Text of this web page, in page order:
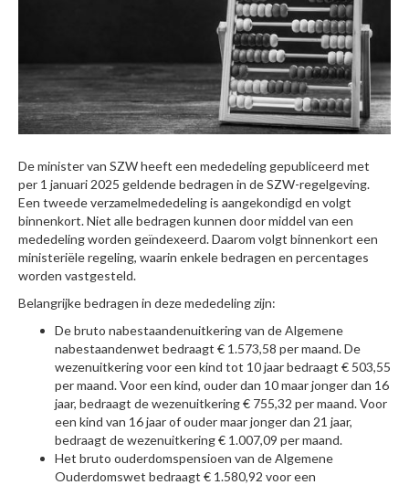
De minister van SZW heeft een mededeling gepubliceerd met
per 1 januari 2025 geldende bedragen in de SZW-regelgeving.
Een tweede verzamelmededeling is aangekondigd en volgt
binnenkort. Niet alle bedragen kunnen door middel van een
mededeling worden geïndexeerd. Daarom volgt binnenkort een
ministeriële regeling, waarin enkele bedragen en percentages
worden vastgesteld.
Belangrijke bedragen in deze mededeling zijn:
De bruto nabestaandenuitkering van de Algemene
nabestaandenwet bedraagt € 1.573,58 per maand. De
wezenuitkering voor een kind tot 10 jaar bedraagt € 503,55
per maand. Voor een kind, ouder dan 10 maar jonger dan 16
jaar, bedraagt de wezenuitkering € 755,32 per maand. Voor
een kind van 16 jaar of ouder maar jonger dan 21 jaar,
bedraagt de wezenuitkering € 1.007,09 per maand.
Het bruto ouderdomspensioen van de Algemene
Ouderdomswet bedraagt € 1.580,92 voor een